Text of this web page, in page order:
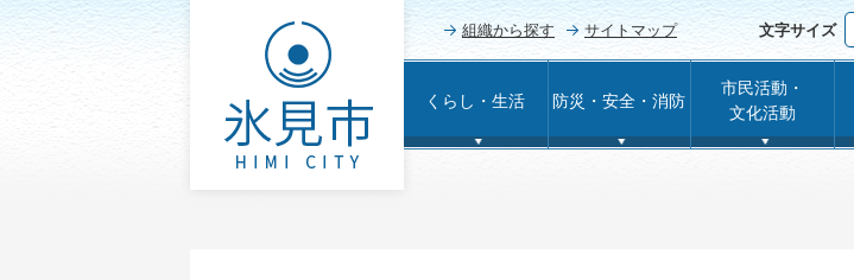
組織から探す サイトマップ 文字サイズ
くらし・生活 防災・安全・消防
市民活動・
文化活動